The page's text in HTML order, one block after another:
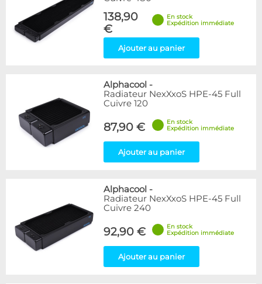
138,90
€
En stock
Expédition immédiate
Ajouter au panier
Alphacool -
Radiateur NexXxoS HPE-45 Full
Cuivre 120
87,90 €
En stock
Expédition immédiate
Ajouter au panier
Alphacool -
Radiateur NexXxoS HPE-45 Full
Cuivre 240
92,90 €
En stock
Expédition immédiate
Ajouter au panier